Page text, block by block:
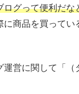
ログって便利だな
に商品を買って
営に関して「（